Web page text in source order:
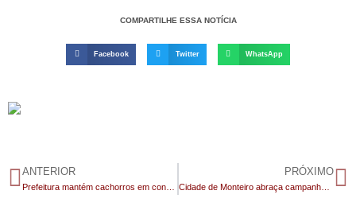
COMPARTILHE ESSA NOTÍCIA
Facebook Twitter WhatsApp
ANTERIOR PRÓXIMO